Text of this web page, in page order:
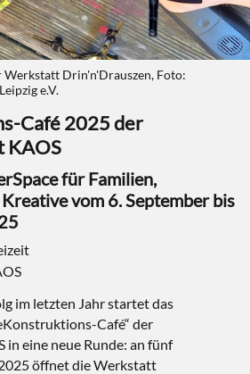
Drin'n'Drauszen, Foto:
e.V.
Café 2025 der
KAOS
für Familien,
vom 6. September bis
im letzten Jahr startet das
Café“ der
in eine neue Runde: an fünf
öffnet die Werkstatt